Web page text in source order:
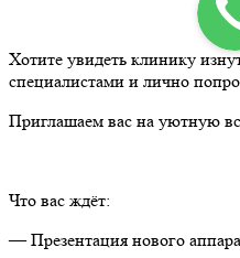
Хотите увидеть клинику
специалистами и лично
Приглашаем вас на уютную
Что вас ждёт:
— Презентация нового